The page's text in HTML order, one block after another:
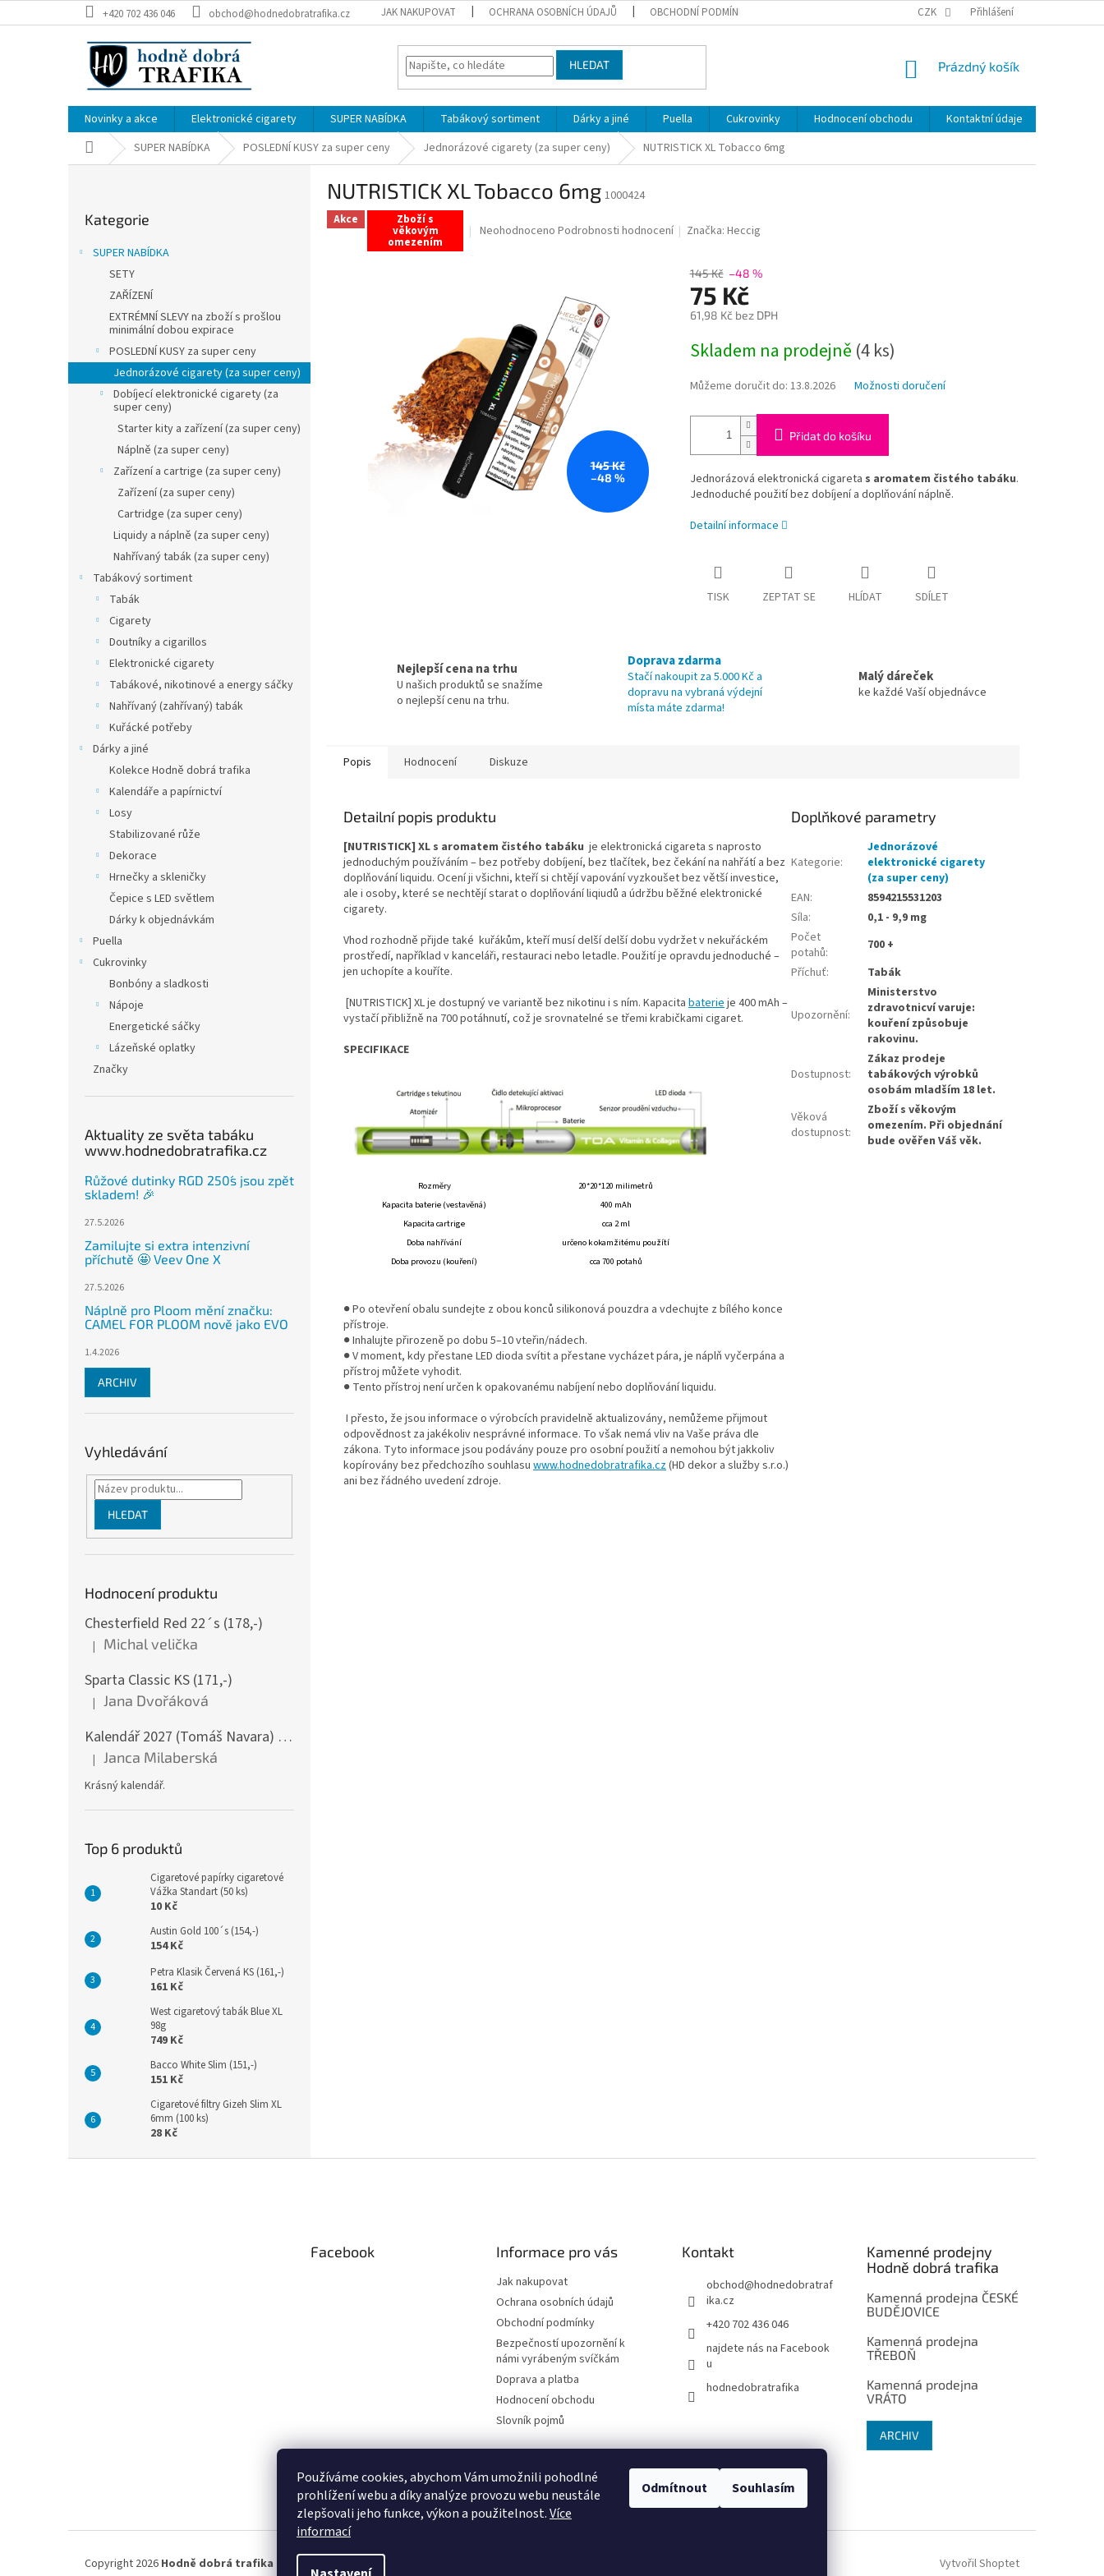
Používáme cookies, abychom Vám umožnili pohodlné
prohlížení webu a díky analýze provozu webu neustále
zlepšovali jeho funkce, výkon a použitelnost.Více
informací
Odmítnout Souhlasím
na
+420 702 436 046 obchod@hodnedobratrafika.cz JAK NAKUPOVAT OCHRANA OSOBNÍCH ÚDAJŮ OBCHODNÍ PODMÍNKY BEZPEČNOSTÍ UPOZORNĚNÍ K NÁMI VYRÁBENÝM SVÍČKÁM
CZK Přihlášení
HLEDAT
NÁKUPNÍ
Prázdný košík
Novinky a akce Elektronické cigarety SUPER NABÍDKA Tabákový sortiment Dárky a jiné Puella Cukrovinky Hodnocení obchodu Kontaktní údaje
Domů SUPER NABÍDKA POSLEDNÍ KUSY za super ceny Jednorázové cigarety (za super ceny) NUTRISTICK XL Tobacco 6mg
e
kategorie
Kategorie
SUPER NABÍDKA
SETY
ZAŘÍZENÍ
EXTRÉMNÍ SLEVY na zboží s prošlou
minimální dobou expirace
POSLEDNÍ KUSY za super ceny
Jednorázové cigarety (za super ceny)
Dobíjecí elektronické cigarety (za
super ceny)
Starter kity a zařízení (za super ceny)
Náplně (za super ceny)
Zařízení a cartrige (za super ceny)
Zařízení (za super ceny)
Cartridge (za super ceny)
Liquidy a náplně (za super ceny)
Nahřívaný tabák (za super ceny)
Tabákový sortiment
Tabák
Cigarety
Doutníky a cigarillos
Elektronické cigarety
Tabákové, nikotinové a energy sáčky
Nahřívaný (zahřívaný) tabák
Kuřácké potřeby
Dárky a jiné
Kolekce Hodně dobrá trafika
Kalendáře a papírnictví
Losy
Stabilizované růže
Dekorace
Hrnečky a skleničky
Čepice s LED světlem
Dárky k objednávkám
Puella
Cukrovinky
Bonbóny a sladkosti
Nápoje
Energetické sáčky
Lázeňské oplatky
Značky
Aktuality ze světa tabáku
www.hodnedobratrafika.cz
Růžové dutinky RGD 250´s jsou zpět
skladem! 🎉
27.5.2026
Zamilujte si extra intenzivní
příchutě 🤩 Veev One X
27.5.2026
Náplně pro Ploom mění značku:
CAMEL FOR PLOOM nově jako EVO
1.4.2026
ARCHIV
Vyhledávání
HLEDAT
Hodnocení produktu
Chesterfield Red 22´s (178,-)
Hodnocení produktu je 5 z 5 hvězdiček.
| Michal velička
Sparta Classic KS (171,-)
Hodnocení produktu je 5 z 5 hvězdiček.
| Jana Dvořáková
Kalendář 2027 (Tomáš Navara) - Šumava v srdci mém - nástěnný
Hodnocení produktu je 5 z 5 hvězdiček.
| Janca Milaberská
Krásný kalendář.
Top 6 produktů
Cigaretové papírky cigaretové
Vážka Standart (50 ks)
10 Kč
Austin Gold 100´s (154,-)
154 Kč
Petra Klasik Červená KS (161,-)
161 Kč
West cigaretový tabák Blue XL
98g
749 Kč
Bacco White Slim (151,-)
151 Kč
Cigaretové filtry Gizeh Slim XL
6mm (100 ks)
28 Kč
NUTRISTICK XL Tobacco 6mg 1000424
Akce Zboží s
věkovým
omezením
Průměrné
hvězdiček.
Neohodnoceno Podrobnosti hodnocení Značka:Heccig
145 Kč
–48 %
145 Kč –48 %
75 Kč
61,98 Kč bez DPH
cena:
Skladem na prodejně (4 ks)
Můžeme doručit do: 13.8.2026 Možnosti doručení
Přidat do košíku
Jednorázová elektronická cigareta s aromatem čistého tabáku.
Jednoduché použití bez dobíjení a doplňování náplně.
Detailní informace
TISK ZEPTAT SE HLÍDAT SDÍLET
Nejlepší cena na trhu
U našich produktů se snažíme
o nejlepší cenu na trhu.
Doprava zdarma
Stačí nakoupit za 5.000 Kč a
dopravu na vybraná výdejní
místa máte zdarma!
Malý dáreček
ke každé Vaší objednávce
Popis Hodnocení Diskuze
Detailní popis produktu
[NUTRISTICK] XL s aromatem čistého tabáku je elektronická cigareta s naprosto
jednoduchým používáním – bez potřeby dobíjení, bez tlačítek, bez čekání na nahřátí a bez
doplňování liquidu. Ocení ji všichni, kteří si chtějí vapování vyzkoušet bez větší investice,
ale i osoby, které se nechtějí starat o doplňování liqiudů a údržbu běžné elektronické
cigarety.
Vhod rozhodně přijde také kuřákům, kteří musí delší delší dobu vydržet v nekuřáckém
prostředí, například v kanceláři, restauraci nebo letadle. Použití je opravdu jednoduché –
jen uchopíte a kouříte.
[NUTRISTICK] XL je dostupný ve variantě bez nikotinu i s ním. Kapacita baterieje 400 mAh –
vystačí přibližně na 700 potáhnutí, což je srovnatelné se třemi krabičkami cigaret.
SPECIFIKACE
Rozměry
20*20*120 milimetrů
Kapacita baterie (vestavěná)
400 mAh
Kapacita cartrige
cca 2 ml
Doba nahřívání
určeno k okamžitému použítí
Doba provozu (kouření)
cca 700 potahů
● Po otevření obalu sundejte z obou konců silikonová pouzdra a vdechujte z bílého konce
přístroje.
● Inhalujte přirozeně po dobu 5–10 vteřin/nádech.
● V moment, kdy přestane LED dioda svítit a přestane vycházet pára, je náplň vyčerpána a
přístroj můžete vyhodit.
● Tento přístroj není určen k opakovanému nabíjení nebo doplňování liquidu.
I přesto, že jsou informace o výrobcích pravidelně aktualizovány, nemůžeme přijmout
odpovědnost za jakékoliv nesprávné informace. To však nemá vliv na Vaše práva dle
zákona. Tyto informace jsou podávány pouze pro osobní použití a nemohou být jakkoliv
kopírovány bez předchozího souhlasu www.hodnedobratrafika.cz(HD dekor a služby s.r.o.)
ani bez řádného uvedení zdroje.
Doplňkové parametry
Kategorie:
Jednorázové
elektronické cigarety
(za super ceny)
EAN:
8594215531203
Síla:
0,1 - 9,9 mg
Počet
potahů:
700 +
Příchuť: Tabák
Upozornění:
Ministerstvo
zdravotnicví varuje:
kouření způsobuje
rakovinu.
Dostupnost:
Zákaz prodeje
tabákových výrobků
osobám mladším 18 let.
Věková
dostupnost:
Zboží s věkovým
omezením. Při objednání
bude ověřen Váš věk.
Facebook Informace pro vás
Jak nakupovat
Ochrana osobních údajů
Obchodní podmínky
Bezpečností upozornění k
námi vyrábeným svíčkám
Doprava a platba
Hodnocení obchodu
Slovník pojmů
Kontakt
obchod@hodnedobratraf
ika.cz
+420 702 436 046
najdete nás na Facebook
u
hodnedobratrafika
Kamenné prodejny
Hodně dobrá trafika
Kamenná prodejna ČESKÉ
BUDĚJOVICE
Kamenná prodejna
TŘEBOŇ
Kamenná prodejna
VRÁTO
ARCHIV
Vytvořil Shoptet
Copyright 2026 Hodně dobrá trafika ® . Všechna práva vyhrazena.